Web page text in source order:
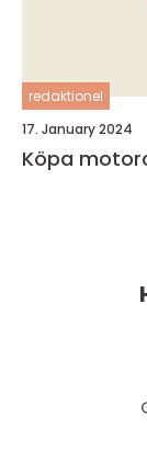
redaktionel
17. January 2024
Köpa